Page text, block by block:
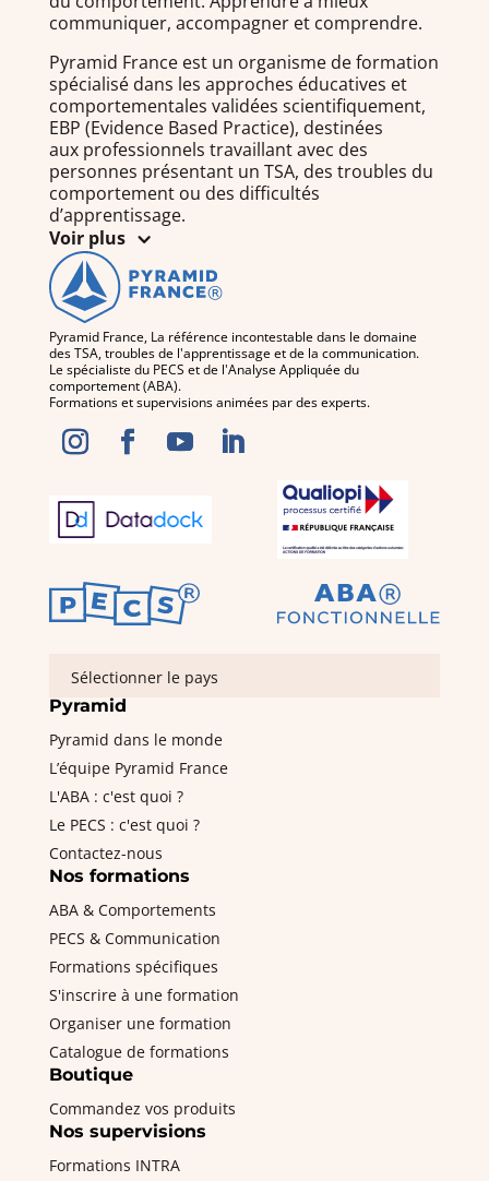
communiquer, accompagner et comprendre.
Pyramid France est un organisme de formation
spécialisé dans les approches éducatives et
comportementales validées scientifiquement,
EBP (Evidence Based Practice), destinées
aux professionnels travaillant avec des
personnes présentant un TSA, des troubles du
comportement ou des difficultés
d’apprentissage.
Voir plus
Pyramid France, La référence incontestable dans le domaine
des TSA, troubles de l'apprentissage et de la communication.
Le spécialiste du PECS et de l'Analyse Appliquée du
comportement (ABA).
Formations et supervisions animées par des experts.
Sélectionner le pays
Pyramid
Pyramid dans le monde
L’équipe Pyramid France
L'ABA : c'est quoi ?
Le PECS : c'est quoi ?
Contactez-nous
Nos formations
ABA & Comportements
PECS & Communication
Formations spécifiques
S'inscrire à une formation
Organiser une formation
Catalogue de formations
Boutique
Commandez vos produits
Nos supervisions
Formations INTRA